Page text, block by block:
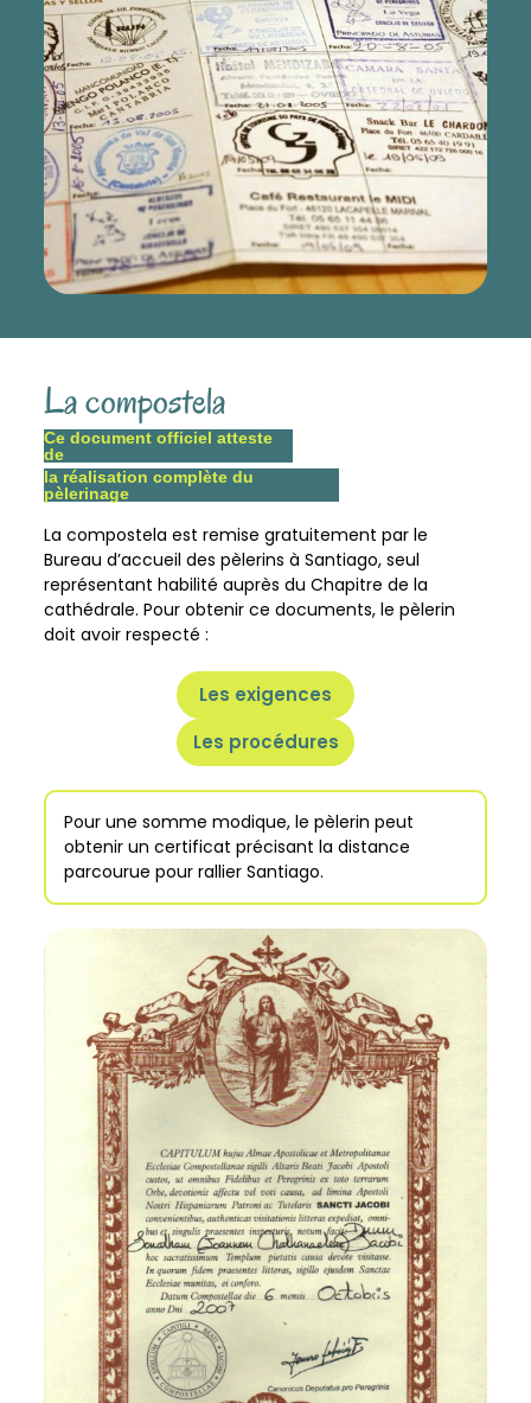
La compostela
Ce document officiel atteste
de
la réalisation complète du
pèlerinage
La compostela est remise gratuitement par le
Bureau d’accueil des pèlerins à Santiago, seul
représentant habilité auprès du Chapitre de la
cathédrale. Pour obtenir ce documents, le pèlerin
doit avoir respecté :
Les exigences
Les procédures
Pour une somme modique, le pèlerin peut
obtenir un certificat précisant la distance
parcourue pour rallier Santiago.